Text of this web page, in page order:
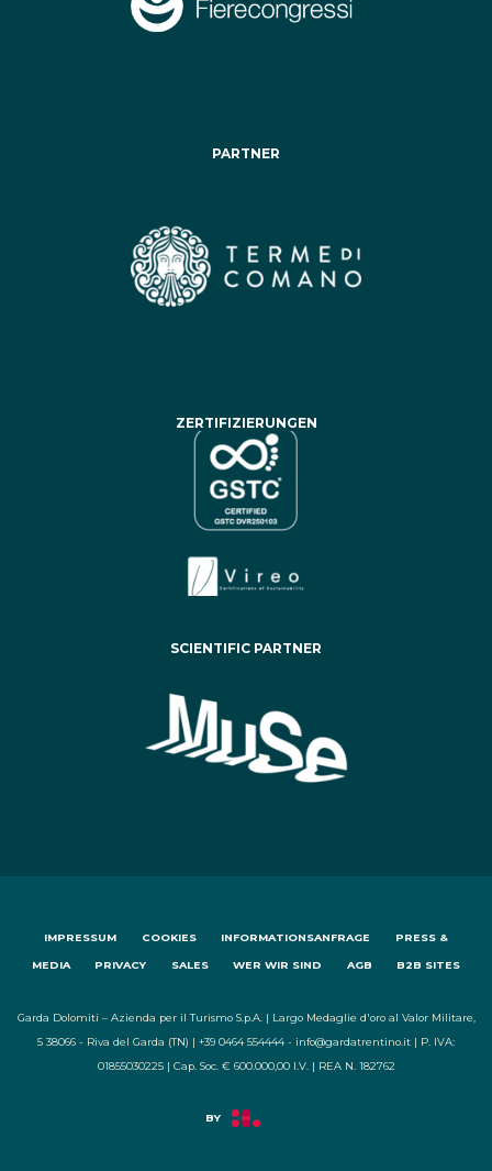
PARTNER
ZERTIFIZIERUNGEN
SCIENTIFIC PARTNER
IMPRESSUM COOKIES INFORMATIONSANFRAGE PRESS &
MEDIA PRIVACY SALES WER WIR SIND AGB B2B SITES
Garda Dolomiti – Azienda per il Turismo S.p.A. | Largo Medaglie d'oro al Valor Militare,
5 38066 - Riva del Garda (TN) | +39 0464 554444 - info@gardatrentino.it | P. IVA:
01855030225 | Cap. Soc. € 600.000,00 I.V. | REA N. 182762